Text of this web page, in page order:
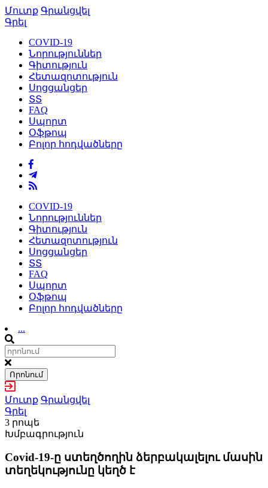
Մուտք Գրանցվել
Գրել
COVID-19
Նորություններ
Գիտություն
Հետազոտություն
Սոցցանցեր
ՏՏ
FAQ
Սպորտ
Օֆթոպ
Բոլոր հոդվածները
COVID-19
Նորություններ
Գիտություն
Հետազոտություն
Սոցցանցեր
ՏՏ
FAQ
Սպորտ
Օֆթոպ
Բոլոր հոդվածները
...
Որոնում
Մուտք Գրանցվել
Գրել
3 րոպե
Խմբագրություն
Covid-19-ը ստեղծողին ձերբակալելու մասին
տեղեկությունը կեղծ է